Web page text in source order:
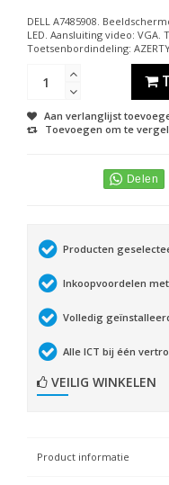
DELL A7485908.
LED. Aansluiting video: VGA.
Toetsenbordindeling:
Aan verlanglijst
Toevoegen om te
Producten
Inkoopvoordelen met
Volledig
Alle ICT bij één
VEILIG WINKELEN
Product informatie